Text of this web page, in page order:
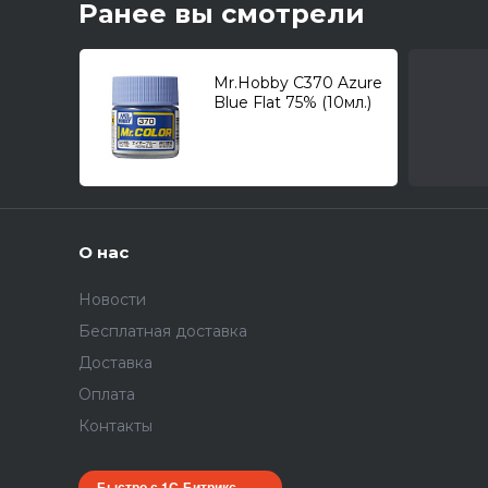
Ранее вы смотрели
Mr.Hobby C370 Azure
Blue Flat 75% (10мл.)
О нас
Новости
Бесплатная доставка
Доставка
Оплата
Контакты